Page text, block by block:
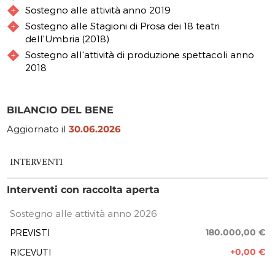
Sostegno alle attività anno 2019
Sostegno alle Stagioni di Prosa dei 18 teatri
dell'Umbria (2018)
Sostegno all'attività di produzione spettacoli anno
2018
BILANCIO DEL BENE
Aggiornato il30.06.2026
INTERVENTI
Interventi con raccolta aperta
Sostegno alle attività anno 2026
PREVISTI 180.000,00 €
RICEVUTI +0,00 €